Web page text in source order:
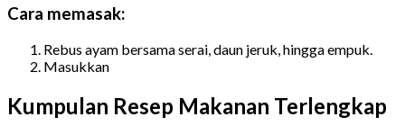
Cara memasak:
Rebus ayam bersama serai, daun jeruk, hingga empuk.
Masukkan
Kumpulan Resep Makanan Terlengkap